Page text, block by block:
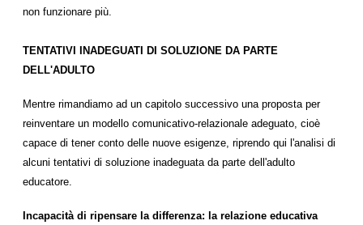
non funzionare più.
TENTATIVI INADEGUATI DI SOLUZIONE DA PARTE
DELL'ADULTO
Mentre rimandiamo ad un capitolo successivo una proposta per
reinventare un modello comunicativo-relazionale adeguato, cioè
capace di tener conto delle nuove esigenze, riprendo qui l'analisi di
alcuni tentativi di soluzione inadeguata da parte dell'adulto
educatore.
Incapacità di ripensare la differenza: la relazione educativa